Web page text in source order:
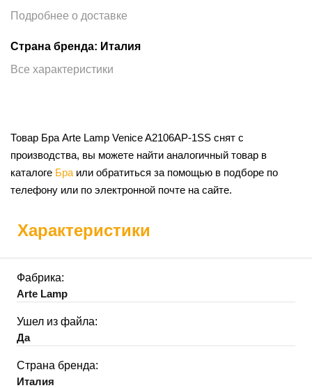
Подробнее о доставке
Страна бренда: Италия
Все характеристики
Товар Бра Arte Lamp Venice A2106AP-1SS снят с
производства, вы можете найти аналогичный товар в
каталоге Бра или обратиться за помощью в подборе по
телефону или по электронной почте на сайте.
Характеристики
Фабрика:
Arte Lamp
Ушел из файла:
Да
Страна бренда:
Италия